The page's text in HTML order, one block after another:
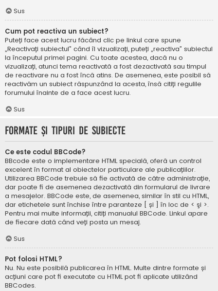
Sus
Cum pot reactiva un subiect?
Puteți face acest lucru făcând clic pe linkul care spune
„Reactivați subiectul” când îl vizualizați, puteți „reactiva” subiectul
la începutul primei pagini. Cu toate acestea, dacă nu o
vizualizați, atunci tema reactivată a fost dezactivată sau timpul
de reactivare nu a fost încă atins. De asemenea, este posibil să
reactivăm un subiect răspunzând la acesta, însă citiți regulile
forumului înainte de a face acest lucru.
Sus
Formate și tipuri de subiecte
Ce este codul BBCode?
BBcode este o implementare HTML specială, oferă un control
excelent în format al obiectelor particulare ale publicațiilor.
Utilizarea BBCode trebuie să fie activată de către administrație,
dar poate fi de asemenea dezactivată din formularul de livrare
a mesajelor. BBCode este, de asemenea, similar în stil cu HTML,
dar etichetele sunt închise între paranteze [ și ] în loc de < şi >.
Pentru mai multe informații, citiți manualul BBCode. Linkul apare
de fiecare dată când veți posta un mesaj.
Sus
Pot folosi HTML?
Nu. Nu este posibilă publicarea în HTML. Multe dintre formate și
acțiuni care pot fi executate cu HTML pot fi aplicate utilizând
BBCodes.